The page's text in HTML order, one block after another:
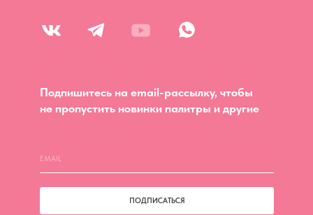
Подпишитесь на email-рассылку, чтобы
не пропустить новинки палитры и другие
ПОДПИСАТЬСЯ